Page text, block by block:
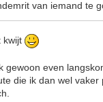
van iemand te
kwijt
gewoon even
die ik dan wel